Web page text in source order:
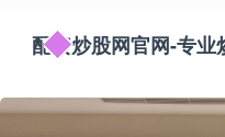
配资炒股网官网-专业